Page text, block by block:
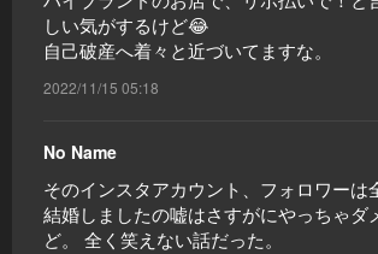
しい気がするけど😂
自己破産へ着々と近づいてますな。
2022/11/15 05:18
No Name
そのインスタアカウント、フォロワーは
結婚しましたの嘘はさすがにやっちゃダ
ど。 全く笑えない話だった。